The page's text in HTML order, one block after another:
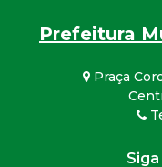
Prefeitura
Praça